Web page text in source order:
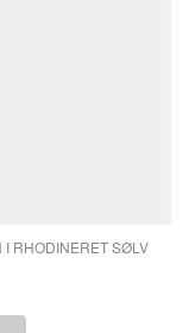
RHODINERET SØLV